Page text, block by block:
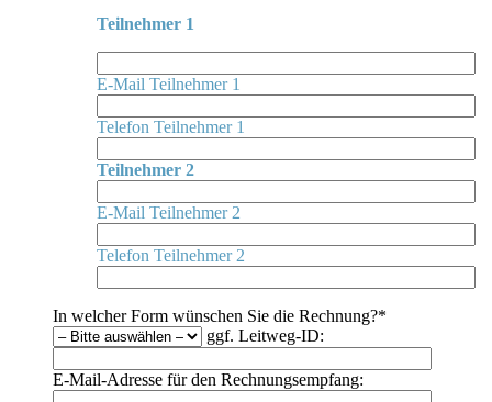
Teilnehmer 1
E-Mail Teilnehmer 1
Telefon Teilnehmer 1
Teilnehmer 2
E-Mail Teilnehmer 2
Telefon Teilnehmer 2
In welcher Form wünschen Sie die Rechnung?*
ggf. Leitweg-ID:
E-Mail-Adresse für den Rechnungsempfang: